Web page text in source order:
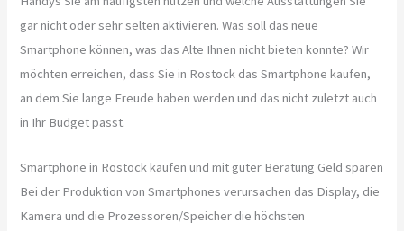
gar nicht oder sehr selten aktivieren. Was soll das neue
Smartphone können, was das Alte Ihnen nicht bieten konnte? Wir
möchten erreichen, dass Sie in Rostock das Smartphone kaufen,
an dem Sie lange Freude haben werden und das nicht zuletzt auch
in Ihr Budget passt.
Smartphone in Rostock kaufen und mit guter Beratung Geld sparen
Bei der Produktion von Smartphones verursachen das Display, die
Kamera und die Prozessoren/Speicher die höchsten